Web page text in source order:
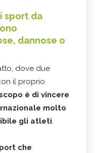
sport da
dannose o
dove due
il proprio
è di vincere
molto
gli atleti.
che